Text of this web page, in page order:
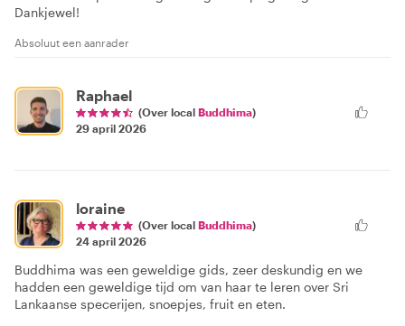
Dankjewel!
Absoluut een aanrader
Raphael
(Over local Buddhima)
29 april 2026
loraine
(Over local Buddhima)
24 april 2026
Buddhima was een geweldige gids, zeer deskundig en we
hadden een geweldige tijd om van haar te leren over Sri
Lankaanse specerijen, snoepjes, fruit en eten.